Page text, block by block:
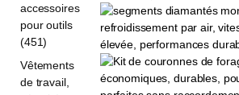
accessoires
pour outils
(451)
Vêtements
de travail,